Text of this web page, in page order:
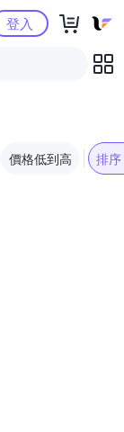
登入
價格低到高 排序